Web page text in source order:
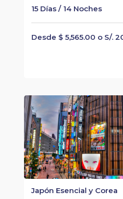
15 Días / 14 Noches
Desde $ 5,565.00 o S/.
Japón Esencial y Corea